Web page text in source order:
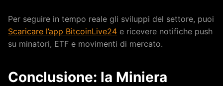
Per seguire in tempo reale gli sviluppi del settore, puoi
Scaricare l’app BitcoinLive24 e ricevere notifiche push
su minatori, ETF e movimenti di mercato.
Conclusione: la Miniera